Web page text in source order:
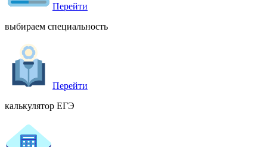
Перейти
выбираем специальность
Перейти
калькулятор ЕГЭ